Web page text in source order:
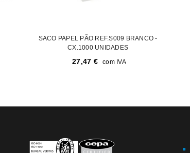
SACO PAPEL PÃO REF.S009 BRANCO -
CX.1000 UNIDADES
27,47 € com IVA